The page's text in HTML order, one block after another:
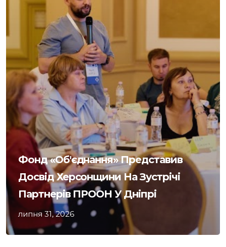
Фонд «Об'єднання» Представив
Досвід Херсонщини На Зустрічі
Партнерів ПРООН У Дніпрі
липня 31, 2026